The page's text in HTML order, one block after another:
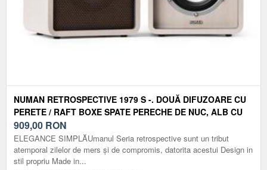
NUMAN RETROSPECTIVE 1979 S -. DOUĂ DIFUZOARE CU
PERETE / RAFT BOXE SPATE PERECHE DE NUC, ALB CU
NEGRU SI CAPAC MAROINCL
909,00 RON
ELEGANCE SIMPLĂUmanul Seria retrospective sunt un tribut
atemporal zilelor de mers și de compromis, datorita acestui Design in
stil propriu Made in...